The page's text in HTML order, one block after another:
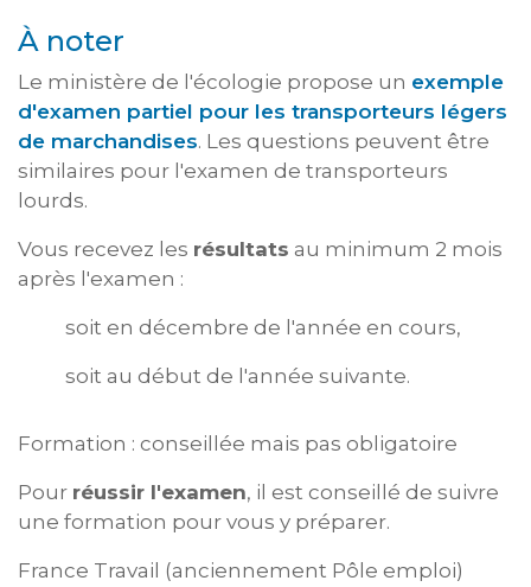
À noter
Le ministère de l'écologie propose un exemple
d'examen partiel pour les transporteurs légers
de marchandises. Les questions peuvent être
similaires pour l'examen de transporteurs
lourds.
Vous recevez les résultats au minimum 2 mois
après l'examen :
soit en décembre de l'année en cours,
soit au début de l'année suivante.
Formation : conseillée mais pas obligatoire
Pour réussir l'examen, il est conseillé de suivre
une formation pour vous y préparer.
France Travail (anciennement Pôle emploi)